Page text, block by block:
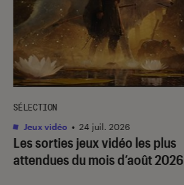
Les sorties jeux vidéo les plus
attendues du mois d’août 2026
SÉLECTION
Jeux vidéo • 24 juil. 2026